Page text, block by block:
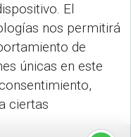
El
nos permitirá
de
únicas en este
ciertas